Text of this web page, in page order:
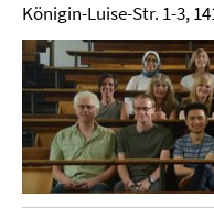
Königin-Luise-Str. 1-3,